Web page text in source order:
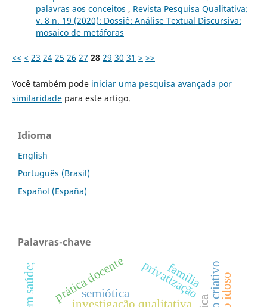
palavras aos conceitos , Revista Pesquisa Qualitativa:
v. 8 n. 19 (2020): Dossiê: Análise Textual Discursiva:
mosaico de metáforas
<< < 23 24 25 26 27 28 29 30 31 > >>
Você também pode iniciar uma pesquisa avançada por
similaridadepara este artigo.
Idioma
English
Português (Brasil)
Español (España)
Palavras-chave
privatização
prática docente
semiótica
família